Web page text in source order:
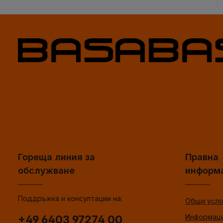
Гореща линия за
обслужване
Поддръжка и консултации на:
+49 6403 97274 00
Правна
Общи